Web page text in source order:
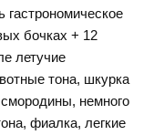
гастрономическое
бочках + 12
летучие
тона, шкурка
немного
фиалка, легкие